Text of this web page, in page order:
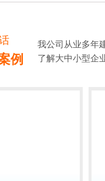
例
我公司从业多年
了解大中小型企